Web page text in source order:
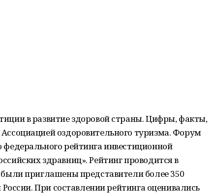
в развитие здоровой страны. Цифры, факты,
оздоровительного туризма. Форум
рейтинга инвестиционной
здравниц». Рейтинг проводится в
приглашены представители более 350
России. При составлении рейтинга оценивались